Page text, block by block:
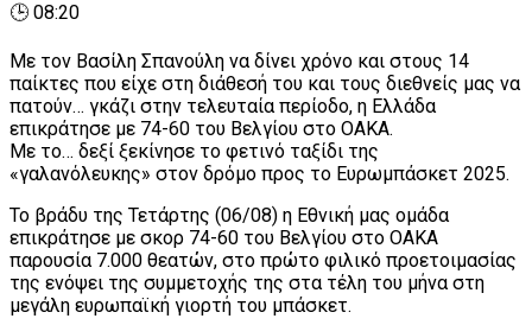
🕒 08:20
Με τον Βασίλη Σπανούλη να δίνει χρόνο και στους 14
παίκτες που είχε στη διάθεσή του και τους διεθνείς μας να
πατούν… γκάζι στην τελευταία περίοδο, η Ελλάδα
επικράτησε με 74-60 του Βελγίου στο ΟΑΚΑ.
Με το… δεξί ξεκίνησε το φετινό ταξίδι της
«γαλανόλευκης» στον δρόμο προς το Ευρωμπάσκετ 2025.
Το βράδυ της Τετάρτης (06/08) η Εθνική μας ομάδα
επικράτησε με σκορ 74-60 του Βελγίου στο ΟΑΚΑ
παρουσία 7.000 θεατών, στο πρώτο φιλικό προετοιμασίας
της ενόψει της συμμετοχής της στα τέλη του μήνα στη
μεγάλη ευρωπαϊκή γιορτή του μπάσκετ.